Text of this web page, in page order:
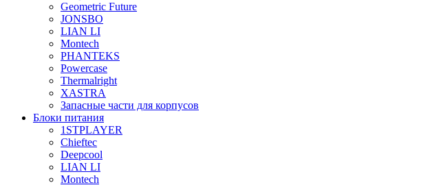
Geometric Future
JONSBO
LIAN LI
Montech
PHANTEKS
Powercase
Thermalright
XASTRA
Запасные части для корпусов
Блоки питания
1STPLAYER
Chieftec
Deepcool
LIAN LI
Montech